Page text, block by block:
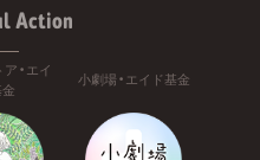
Action
・エイ
金
小劇場・エイド基金